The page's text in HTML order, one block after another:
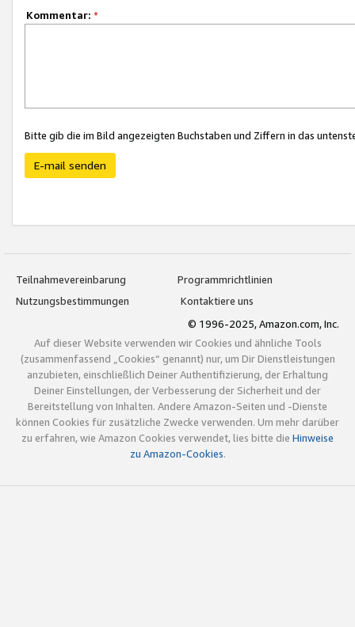
Kommentar: *
Bitte gib die im Bild angezeigten Buchstaben und Ziffern in das
E-mail senden
Teilnahmevereinbarung
Programmrichtlinien
Nutzungsbestimmungen
Kontaktiere uns
© 1996-2025, Amazon.com, Inc.
Auf dieser Website verwenden wir Cookies und ähnliche Tools
(zusammenfassend „Cookies“ genannt) nur, um Dir Dienstleistungen
anzubieten, einschließlich Deiner Authentifizierung, der Erhaltung
Deiner Einstellungen, der Verbesserung der Sicherheit und der
Bereitstellung von Inhalten. Andere Amazon-Seiten und -Dienste
können Cookies für zusätzliche Zwecke verwenden. Um mehr darüber
zu erfahren, wie Amazon Cookies verwendet, lies bitte die Hinweise
zu Amazon-Cookies.